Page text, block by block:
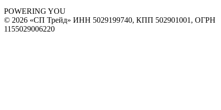
POWERING YOU
© 2026 «СП Трейд» ИНН 5029199740, КПП 502901001, ОГРН
1155029006220